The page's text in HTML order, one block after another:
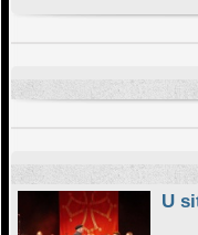
DA SCIMULÌ
L'ESSENZIALE CHÌ
10/06/2026
U